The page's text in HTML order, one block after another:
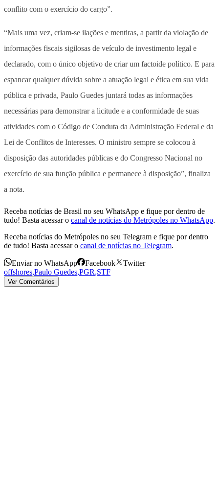
conflito com o exercício do cargo”.
“Mais uma vez, criam-se ilações e mentiras, a partir da violação de
informações fiscais sigilosas de veículo de investimento legal e
declarado, com o único objetivo de criar um factoide político. E para
espancar qualquer dúvida sobre a atuação legal e ética em sua vida
pública e privada, Paulo Guedes juntará todas as informações
necessárias para demonstrar a licitude e a conformidade de suas
atividades com o Código de Conduta da Administração Federal e da
Lei de Conflitos de Interesses. O ministro sempre se colocou à
disposição das autoridades públicas e do Congresso Nacional no
exercício de sua função pública e permanece à disposição”, finaliza
a nota.
Receba notícias de Brasil no seu WhatsApp e fique por dentro de
tudo! Basta acessar o canal de notícias do Metrópoles no WhatsApp.
Receba notícias do Metrópoles no seu Telegram e fique por dentro
de tudo! Basta acessar o canal de notícias no Telegram.
Enviar no WhatsApp Facebook
Twitter
offshores,Paulo Guedes,PGR,STF
Ver Comentários